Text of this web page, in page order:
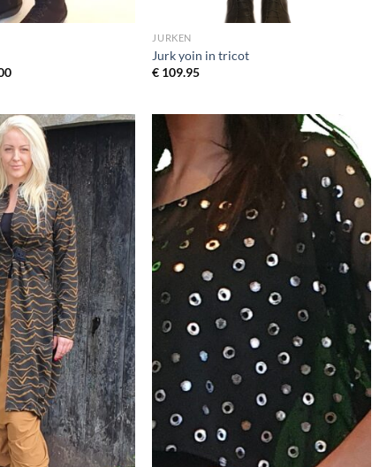
Huidige
JURKEN
Jurk yoin in tricot
€ 109.95
Toevoegen
aan
wenslijst
Toevoegen
aan
wenslijst